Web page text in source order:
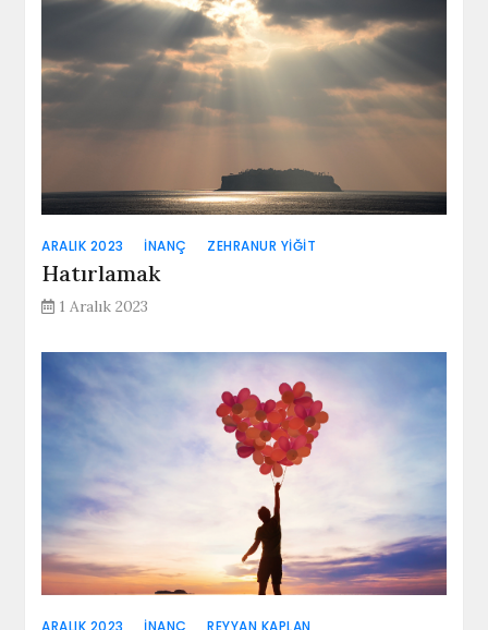
ARALIK 2023 İNANÇ ZEHRANUR YIĞIT
Hatırlamak
1 Aralık 2023
ARALIK 2023 İNANÇ REYYAN KAPLAN